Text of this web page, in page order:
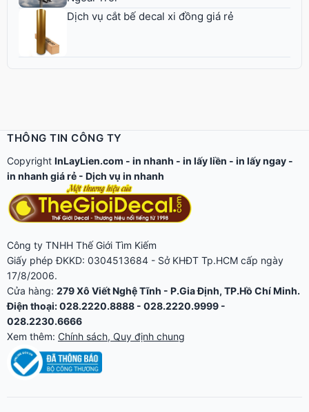
Dịch vụ cắt bế decal xi đồng giá rẻ
THÔNG TIN CÔNG TY
Copyright InLayLien.com - in nhanh - in lấy liền - in lấy ngay -
in nhanh giá rẻ - Dịch vụ in nhanh
Công ty TNHH Thế Giới Tìm Kiếm
Giấy phép ĐKKD: 0304513684 - Sở KHĐT Tp.HCM cấp ngày
17/8/2006.
Cửa hàng: 279 Xô Viết Nghệ Tĩnh - P.Gia Định, TP.Hồ Chí Minh.
Điện thoại: 028.2220.8888 - 028.2220.9999 -
028.2230.6666
Xem thêm: Chính sách, Quy định chung